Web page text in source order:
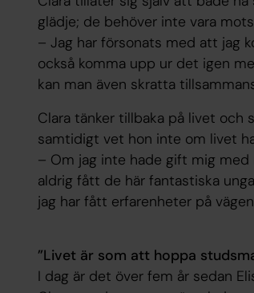
glädje; de behöver inte vara
– Jag har försonats med att jag
också komma upp ur det igen
kan man även skratta
Clara tänker tillbaka på livet och
samtidigt vet hon inte om livet
– Om jag inte hade gift mig
aldrig fått de här fantastiska
jag har fått erfarenheter på
”Livet är som att hoppa
I dag är det över fem år sedan